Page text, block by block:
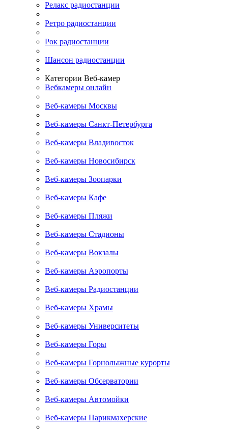
Релакс радиостанции
Ретро радиостанции
Рок радиостанции
Шансон радиостанции
Категории Веб-камер
Вебкамеры онлайн
Веб-камеры Москвы
Веб-камеры Санкт-Петербурга
Веб-камеры Владивосток
Веб-камеры Новосибирск
Веб-камеры Зоопарки
Веб-камеры Кафе
Веб-камеры Пляжи
Веб-камеры Стадионы
Веб-камеры Вокзалы
Веб-камеры Аэропорты
Веб-камеры Радиостанции
Веб-камеры Храмы
Веб-камеры Университеты
Веб-камеры Горы
Веб-камеры Горнолыжные курорты
Веб-камеры Обсерватории
Веб-камеры Автомойки
Веб-камеры Парикмахерские